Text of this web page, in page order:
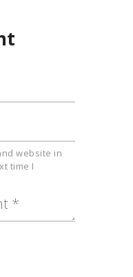
website in
time I